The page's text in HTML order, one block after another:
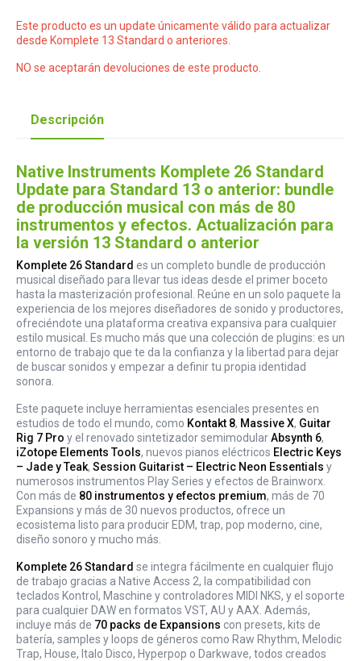
Este producto es un update únicamente válido para actualizar
desde Komplete 13 Standard o anteriores.
NO se aceptarán devoluciones de este producto.
Descripción
Native Instruments Komplete 26 Standard
Update para Standard 13 o anterior: bundle
de producción musical con más de 80
instrumentos y efectos. Actualización para
la versión 13 Standard o anterior
Komplete 26 Standard es un completo bundle de producción
musical diseñado para llevar tus ideas desde el primer boceto
hasta la masterización profesional. Reúne en un solo paquete la
experiencia de los mejores diseñadores de sonido y productores,
ofreciéndote una plataforma creativa expansiva para cualquier
estilo musical. Es mucho más que una colección de plugins: es un
entorno de trabajo que te da la confianza y la libertad para dejar
de buscar sonidos y empezar a definir tu propia identidad
sonora.
Este paquete incluye herramientas esenciales presentes en
estudios de todo el mundo, como Kontakt 8, Massive X, Guitar
Rig 7 Pro y el renovado sintetizador semimodularAbsynth 6,
iZotope Elements Tools, nuevos pianos eléctricos Electric Keys
– Jade y Teak, Session Guitarist – Electric Neon Essentials y
numerosos instrumentos Play Series y efectos de Brainworx.
Con más de 80 instrumentos y efectos premium, más de 70
Expansions y más de 30 nuevos productos, ofrece un
ecosistema listo para producir EDM, trap, pop moderno, cine,
diseño sonoro y mucho más.
Komplete 26 Standard se integra fácilmente en cualquier flujo
de trabajo gracias a Native Access 2, la compatibilidad con
teclados Kontrol, Maschine y controladores MIDI NKS, y el soporte
para cualquier DAW en formatos VST, AU y AAX. Además,
incluye más de 70 packs de Expansions con presets, kits de
batería, samples y loops de géneros como Raw Rhythm, Melodic
Trap, House, Italo Disco, Hyperpop o Darkwave, todos creados